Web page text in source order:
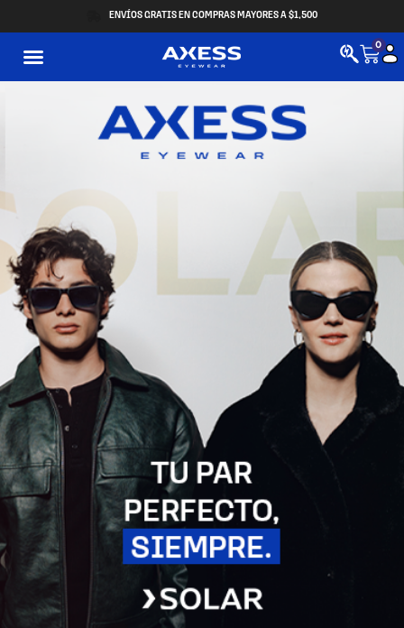
ENVÍOS GRATIS EN COMPRAS MAYORES A $1,500
0